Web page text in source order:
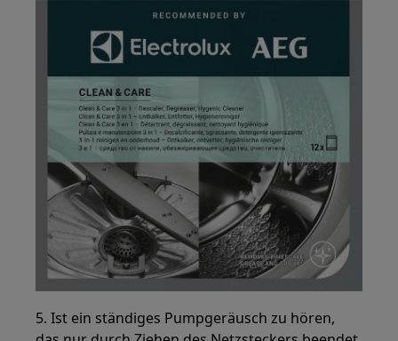
5. Ist ein ständiges Pumpgeräusch zu hören,